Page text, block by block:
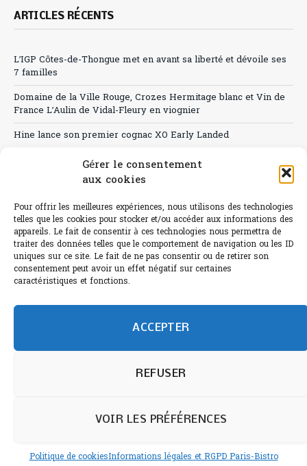
Gérer le consentement
aux cookies
Pour offrir les meilleures expériences, nous utilisons des technologies
telles que les cookies pour stocker et/ou accéder aux informations des
appareils. Le fait de consentir à ces technologies nous permettra de
traiter des données telles que le comportement de navigation ou les ID
uniques sur ce site. Le fait de ne pas consentir ou de retirer son
consentement peut avoir un effet négatif sur certaines
caractéristiques et fonctions.
ACCEPTER
REFUSER
VOIR LES PRÉFÉRENCES
Politique de cookiesInformations légales et RGPD Paris-Bistro
ARTICLES RÉCENTS
L’IGP Côtes-de-Thongue met en avant sa liberté et dévoile ses
7 familles
Domaine de la Ville Rouge, Crozes Hermitage blanc et Vin de
France L’Aulin de Vidal-Fleury en viognier
Hine lance son premier cognac XO Early Landed
Canicule : A quand le CHR à « l’heure espagnole » ?
Sélection de rosés 2026
L'abus d'alcool est dangereux pour la santé.
humain et 0% IA de Paris Bistro Editions - SARL de Presse -
Informations légales etRGPD